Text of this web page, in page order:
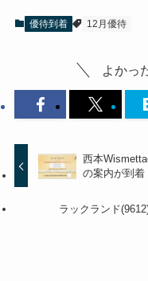
優待到着 12月優待
よかっ
西本
の案内が到着
ラックランド